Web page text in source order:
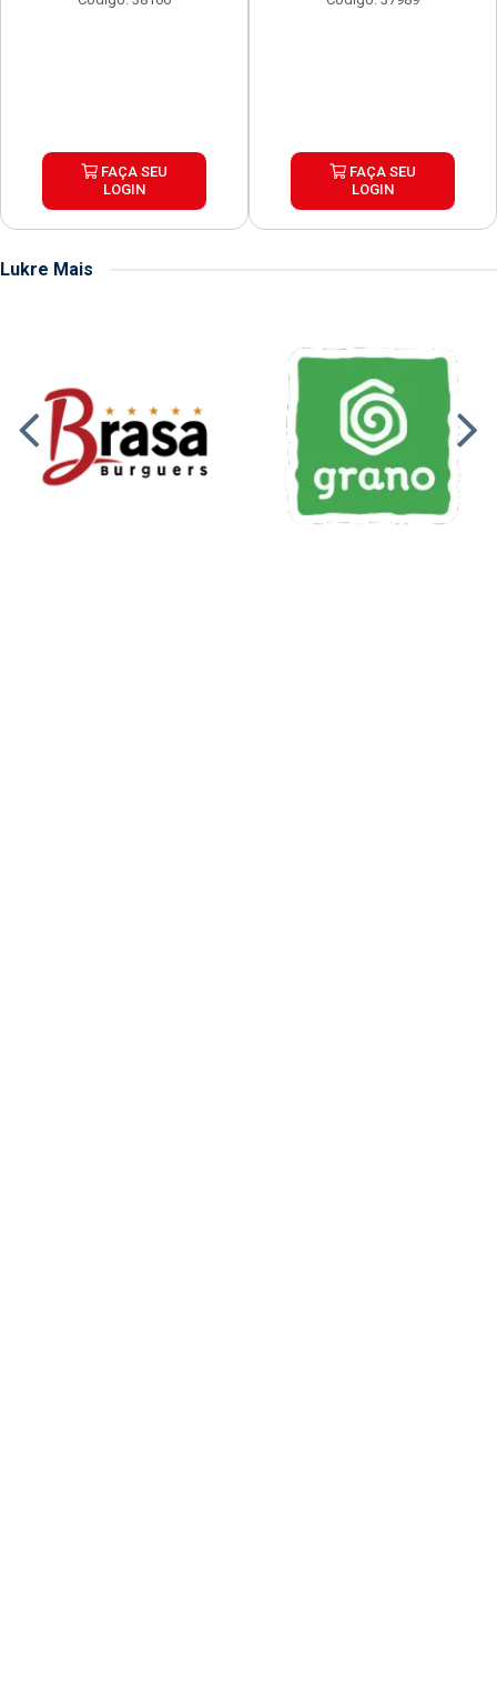
FAÇA SEU
LOGIN
FAÇA SEU
LOGIN
Lukre Mais